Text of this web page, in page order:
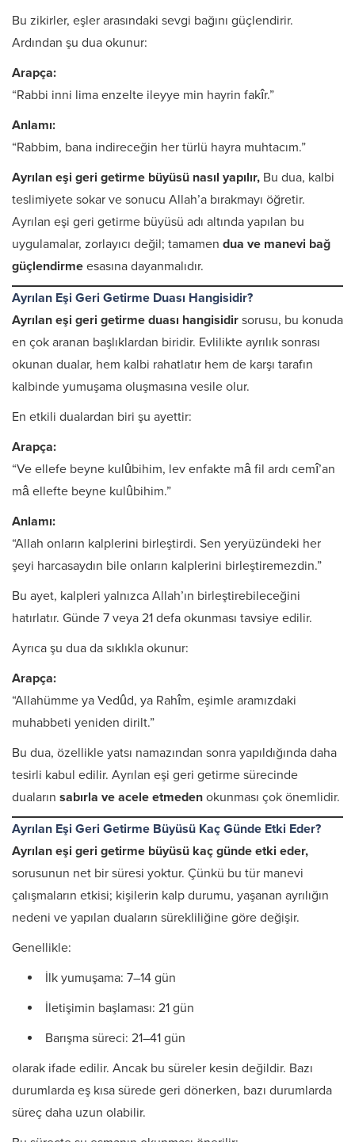
Bu zikirler, eşler arasındaki sevgi bağını güçlendirir.
Ardından şu dua okunur:
Arapça:
“Rabbi inni lima enzelte ileyye min hayrin fakîr.”
Anlamı:
“Rabbim, bana indireceğin her türlü hayra muhtacım.”
Ayrılan eşi geri getirme büyüsü nasıl yapılır, Bu dua, kalbi
teslimiyete sokar ve sonucu Allah’a bırakmayı öğretir.
Ayrılan eşi geri getirme büyüsü adı altında yapılan bu
uygulamalar, zorlayıcı değil; tamamen dua ve manevi bağ
güçlendirme esasına dayanmalıdır.
Ayrılan Eşi Geri Getirme Duası Hangisidir?
Ayrılan eşi geri getirme duası hangisidir sorusu, bu konuda
en çok aranan başlıklardan biridir. Evlilikte ayrılık sonrası
okunan dualar, hem kalbi rahatlatır hem de karşı tarafın
kalbinde yumuşama oluşmasına vesile olur.
En etkili dualardan biri şu ayettir:
Arapça:
“Ve ellefe beyne kulûbihim, lev enfakte mâ fil ardı cemî’an
mâ ellefte beyne kulûbihim.”
Anlamı:
“Allah onların kalplerini birleştirdi. Sen yeryüzündeki her
şeyi harcasaydın bile onların kalplerini birleştiremezdin.”
Bu ayet, kalpleri yalnızca Allah’ın birleştirebileceğini
hatırlatır. Günde 7 veya 21 defa okunması tavsiye edilir.
Ayrıca şu dua da sıklıkla okunur:
Arapça:
“Allahümme ya Vedûd, ya Rahîm, eşimle aramızdaki
muhabbeti yeniden dirilt.”
Bu dua, özellikle yatsı namazından sonra yapıldığında daha
tesirli kabul edilir. Ayrılan eşi geri getirme sürecinde
duaların sabırla ve acele etmeden okunması çok önemlidir.
Ayrılan Eşi Geri Getirme Büyüsü Kaç Günde Etki Eder?
Ayrılan eşi geri getirme büyüsü kaç günde etki eder,
sorusunun net bir süresi yoktur. Çünkü bu tür manevi
çalışmaların etkisi; kişilerin kalp durumu, yaşanan ayrılığın
nedeni ve yapılan duaların sürekliliğine göre değişir.
Genellikle:
İlk yumuşama: 7–14 gün
İletişimin başlaması: 21 gün
Barışma süreci: 21–41 gün
olarak ifade edilir. Ancak bu süreler kesin değildir. Bazı
durumlarda eş kısa sürede geri dönerken, bazı durumlarda
süreç daha uzun olabilir.